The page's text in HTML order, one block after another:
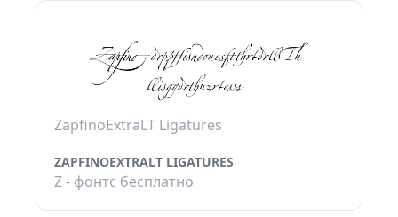
ZapfinoExtraLT Ligatures
ZAPFINOEXTRALT LIGATURES
Z - фонтс бесплатно